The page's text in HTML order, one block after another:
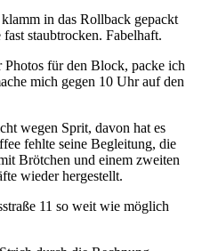
in das Rollback gepackt
staubtrocken. Fabelhaft.
für den Block, packe ich
mich gegen 10 Uhr auf den
wegen Sprit, davon hat es
fehlte seine Begleitung, die
Brötchen und einem zweiten
wieder hergestellt.
11 so weit wie möglich